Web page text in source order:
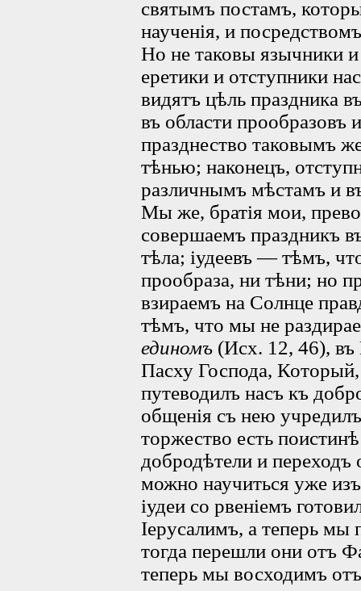
святымъ постамъ,
наученія, и
Но не таковы язычники
еретики и отступники
видятъ цѣль праздника
въ области прообразовъ
празднество таковымъ
тѣнью; наконецъ,
различнымъ мѣстамъ и
Мы же, братія мои,
совершаемъ праздникъ
тѣла; іудеевъ — тѣмъ,
прообраза, ни тѣни; но
взираемъ на Солнце
тѣмъ, что мы не
единомъ (Исх. 12, 46),
Пасху Господа,
путеводилъ насъ къ
общенія съ нею
торжество есть
добродѣтели и
можно научиться уже
іудеи со рвеніемъ
Іерусалимъ, а теперь
тогда перешли они отъ
теперь мы восходимъ